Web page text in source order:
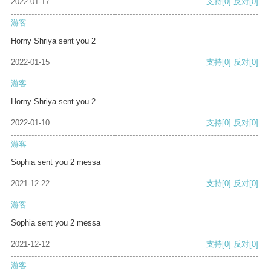
游客
Horny Shriya sent you 2
2022-01-15 支持[0] 反对[0]
游客
Horny Shriya sent you 2
2022-01-10 支持[0] 反对[0]
游客
Sophia sent you 2 messa
2021-12-22 支持[0] 反对[0]
游客
Sophia sent you 2 messa
2021-12-12 支持[0] 反对[0]
游客